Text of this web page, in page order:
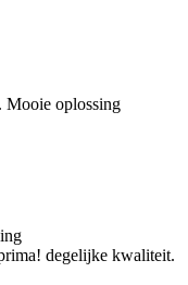
Mooie oplossing
degelijke kwaliteit.